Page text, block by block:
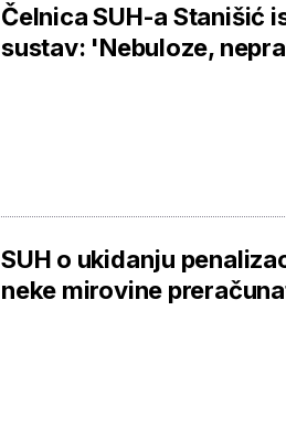
Čelnica SUH-a Stanišić
sustav: 'Nebuloze,
SUH o ukidanju
neke mirovine